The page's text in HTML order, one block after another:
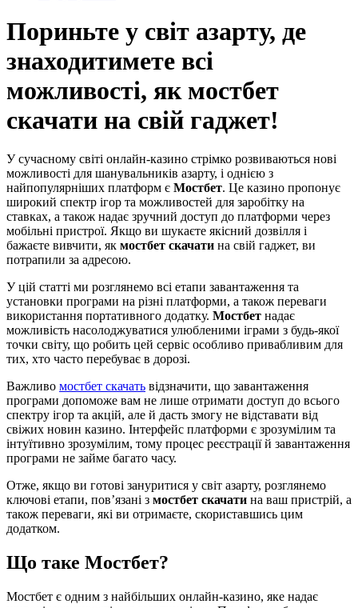
Пориньте у світ азарту, де
знаходитимете всі
можливості, як мостбет
скачати на свій гаджет!
У сучасному світі онлайн-казино стрімко розвиваються нові
можливості для шанувальників азарту, і однією з
найпопулярніших платформ є Мостбет. Це казино пропонує
широкий спектр ігор та можливостей для заробітку на
ставках, а також надає зручний доступ до платформи через
мобільні пристрої. Якщо ви шукаєте якісний дозвілля і
бажаєте вивчити, як мостбет скачати на свій гаджет, ви
потрапили за адресою.
У цій статті ми розглянемо всі етапи завантаження та
установки програми на різні платформи, а також переваги
використання портативного додатку. Мостбет надає
можливість насолоджуватися улюбленими іграми з будь-якої
точки світу, що робить цей сервіс особливо привабливим для
тих, хто часто перебуває в дорозі.
Важливо мостбет скачать відзначити, що завантаження
програми допоможе вам не лише отримати доступ до всього
спектру ігор та акцій, але й дасть змогу не відставати від
свіжих новин казино. Інтерфейс платформи є зрозумілим та
інтуїтивно зрозумілим, тому процес реєстрації й завантаження
програми не займе багато часу.
Отже, якщо ви готові зануритися у світ азарту, розглянемо
ключові етапи, пов’язані з мостбет скачати на ваш пристрій, а
також переваги, які ви отримаєте, скориставшись цим
додатком.
Що таке Мостбет?
Мостбет є одним з найбільших онлайн-казино, яке надає